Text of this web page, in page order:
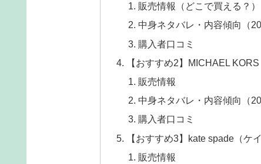
販売情報（どこで買える？）
中身ネタバレ・内容傾向（
購入者口コミ
【おすすめ2】MICHAEL
販売情報
中身ネタバレ・内容傾向（
購入者口コミ
【おすすめ3】kate spade（ケ
販売情報